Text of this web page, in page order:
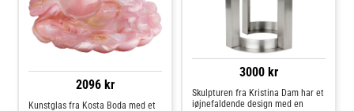
2096 kr
Kunstglas fra Kosta Boda med et
3000 kr
Skulpturen fra Kristina Dam har et
iøjnefaldende design med en